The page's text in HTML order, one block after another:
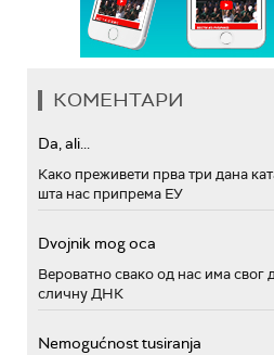
КОМЕНТАРИ
Da, ali...
Како преживети прва три дана
шта нас припрема ЕУ
Dvojnik mog oca
Вероватно свако од нас има свог
сличну ДНК
Nemogućnost tusiranja